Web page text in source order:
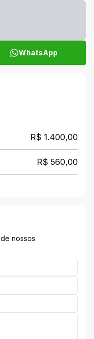
WhatsApp
R$ 1.400,00
R$ 560,00
nossos